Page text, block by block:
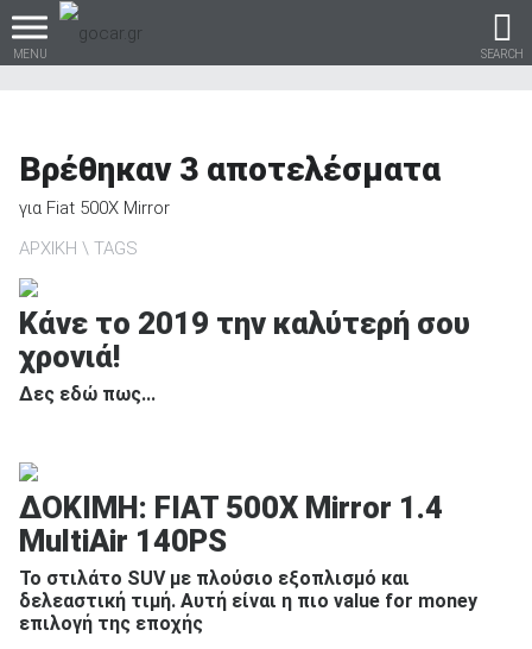
MENU SEARCH
Βρες τα πάντα για το
Καινούρια
Βρέθηκαν 3 αποτελέσματα
για Fiat 500X Mirror
ΑΡΧΙΚΗ
TAGS
Κάνε το 2019 την καλύτερή σου
χρονιά!
Δες εδώ πως...
ΔΟΚΙΜΗ: FIAT 500X Mirror 1.4
MultiAir 140PS
Το στιλάτο SUV με πλούσιο εξοπλισμό και
δελεαστική τιμή. Αυτή είναι η πιο value for money
επιλογή της εποχής